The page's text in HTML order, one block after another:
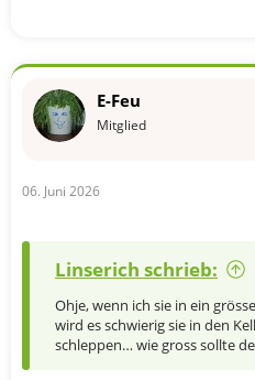
E-Feu
Mitglied
06. Juni 2026
Linserich schrieb:
Ohje, wenn ich sie in ein
wird es schwierig sie in den
schleppen… wie gross sollte